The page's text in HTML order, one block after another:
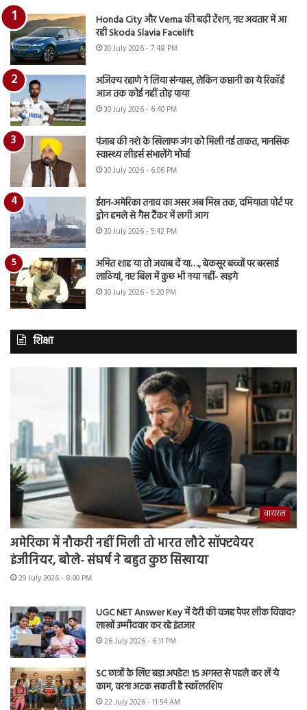
Honda City और Verna की बढ़ी टेंशन, नए अवतार में आ
रही Skoda Slavia Facelift
30 July 2026 - 7:48 PM
अजिंक्य रहाणे ने लिया संन्यास, लेकिन कप्तानी का ये रिकॉर्ड
आज तक कोई नहीं तोड़ पाया
30 July 2026 - 6:40 PM
पंजाब की नशे के खिलाफ जंग को मिली नई ताकत, मानसिक
स्वास्थ्य लीडर्स संभालेंगे मोर्चा
30 July 2026 - 6:06 PM
ईरान-अमेरिका तनाव का असर अब मिस्र तक, दमियाता पोर्ट पर
ड्रोन हमले से गैस टैंकर में लगी आग
30 July 2026 - 5:42 PM
अमित शाह या तो जवाब दें या…., बेकसूर बच्चों पर बरसाई
लाठियां, नए बिल में कुछ भी नया नहीं- खड़गे
30 July 2026 - 5:20 PM
शिक्षा
वायरल
अमेरिका में नौकरी नहीं मिली तो भारत लौटे सॉफ्टवेयर
इंजीनियर, बोले- संघर्ष ने बहुत कुछ सिखाया
29 July 2026 - 8:00 PM
UGC NET Answer Key में देरी की वजह पेपर लीक विवाद?
लाखों उम्मीदवार कर रहे इंतजार
26 July 2026 - 6:11 PM
SC छात्रों के लिए बड़ा अपडेट! 15 अगस्त से पहले कर लें ये
काम, वरना अटक सकती है स्कॉलरशिप
22 July 2026 - 11:54 AM